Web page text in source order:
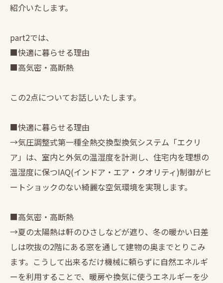
紹介いたします。
part2では、
■快適に暮らせる理由
■高気密・高断熱
この2点についてお話しいたします。
■快適に暮らせる理由
→気圧調整式第一種全熱交換型換気システム「エクリ
ア」は、室内と外気の温湿度を計測し、住宅内を理想の
温湿度に保つIAQ(インドア・エア・クオリティ)制御がヒ
ートショックのない綺麗な空気環境を実現します。
■高気密・高断熱
→夏の太陽熱は軒のひさしなどが遮り、冬の暖かい日差
しは吹抜の2階にある窓を通して建物の奥までとりこみ
ます。こうして出来るだけ機械に頼らずに自然エネルギ
ーを利用することで、暖房や換気に使うエネルギーを少